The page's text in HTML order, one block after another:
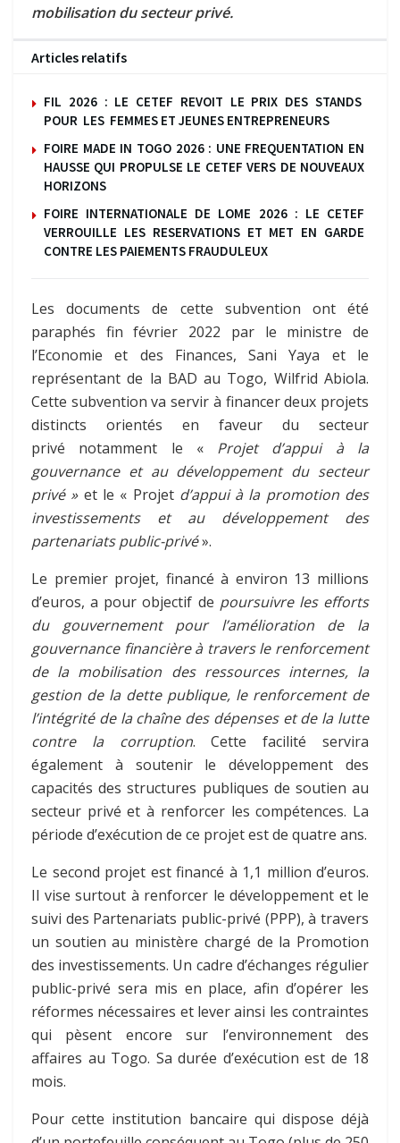
mobilisation du secteur privé.
Articles relatifs
FIL 2026 : LE CETEF REVOIT LE PRIX DES STANDS
POUR LES FEMMES ET JEUNES ENTREPRENEURS
FOIRE MADE IN TOGO 2026 : UNE FREQUENTATION EN
HAUSSE QUI PROPULSE LE CETEF VERS DE NOUVEAUX
HORIZONS
FOIRE INTERNATIONALE DE LOME 2026 : LE CETEF
VERROUILLE LES RESERVATIONS ET MET EN GARDE
CONTRE LES PAIEMENTS FRAUDULEUX
Les documents de cette subvention ont été
paraphés fin février 2022 par le ministre de
l’Economie et des Finances, Sani Yaya et le
représentant de la BAD au Togo, Wilfrid Abiola.
Cette subvention va servir à financer deux projets
distincts orientés en faveur du secteur
privé notamment le « Projet d’appui à la
gouvernance et au développement du secteur
privé »et le « Projetd’appui à la promotion des
investissements et au développement des
partenariats public-privé».
Le premier projet, financé à environ 13 millions
d’euros, a pour objectif de poursuivre les efforts
du gouvernement pour l’amélioration de la
gouvernance financière à travers le renforcement
de la mobilisation des ressources internes, la
gestion de la dette publique, le renforcement de
l’intégrité de la chaîne des dépenses et de la lutte
contre la corruption. Cette facilité servira
également à soutenir le développement des
capacités des structures publiques de soutien au
secteur privé et à renforcer les compétences. La
période d’exécution de ce projet est de quatre ans.
Le second projet est financé à 1,1 million d’euros.
Il vise surtout à renforcer le développement et le
suivi des Partenariats public-privé (PPP), à travers
un soutien au ministère chargé de la Promotion
des investissements. Un cadre d’échanges régulier
public-privé sera mis en place, afin d’opérer les
réformes nécessaires et lever ainsi les contraintes
qui pèsent encore sur l’environnement des
affaires au Togo. Sa durée d’exécution est de 18
mois.
Pour cette institution bancaire qui dispose déjà